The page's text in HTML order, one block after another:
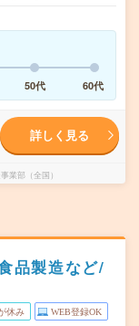
50代 60代
詳しく見る
業部（全国）
品製造など/
休み WEB登録OK